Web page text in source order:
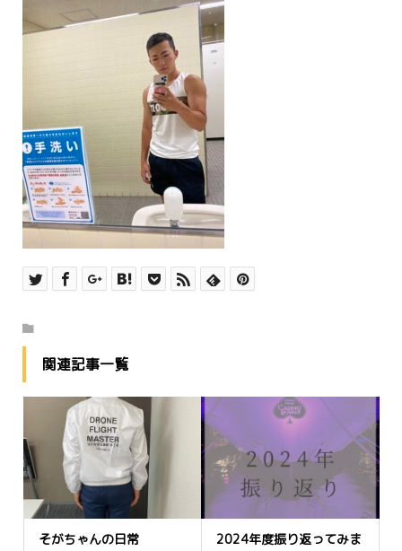
関連記事一覧
そがちゃんの日常
2024年度振り返ってみま